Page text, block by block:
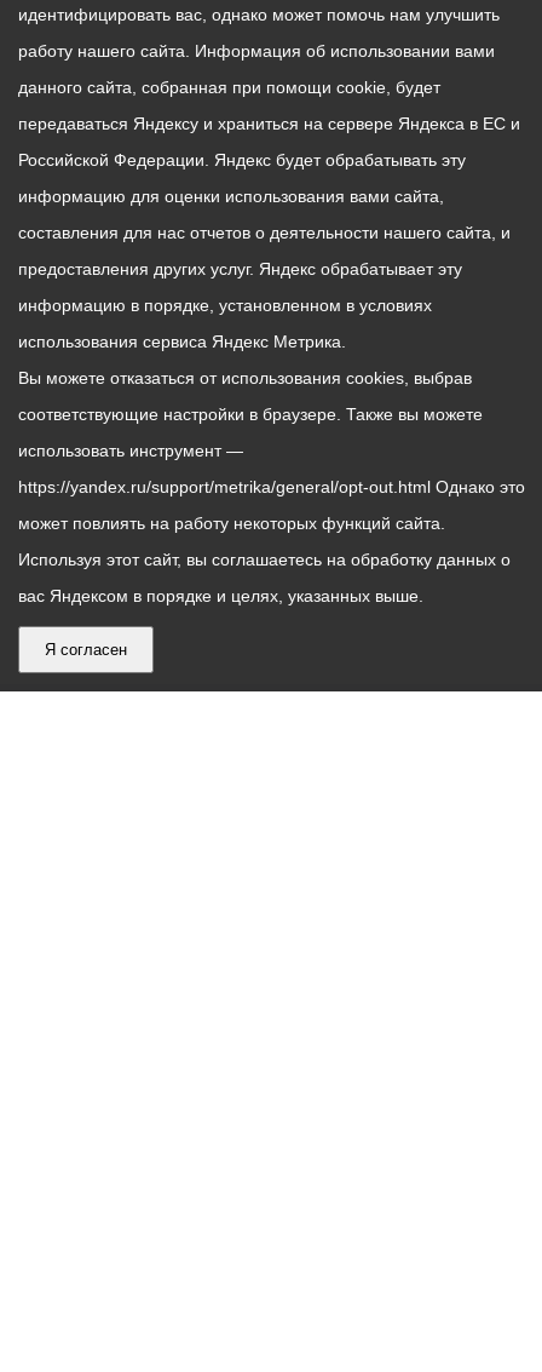
идентифицировать вас, однако может помочь нам улучшить
работу нашего сайта. Информация об использовании вами
данного сайта, собранная при помощи cookie, будет
передаваться Яндексу и храниться на сервере Яндекса в ЕС и
Российской Федерации. Яндекс будет обрабатывать эту
информацию для оценки использования вами сайта,
составления для нас отчетов о деятельности нашего сайта, и
предоставления других услуг. Яндекс обрабатывает эту
информацию в порядке, установленном в условиях
использования сервиса Яндекс Метрика.
Вы можете отказаться от использования cookies, выбрав
соответствующие настройки в браузере. Также вы можете
использовать инструмент —
https://yandex.ru/support/metrika/general/opt-out.html Однако это
может повлиять на работу некоторых функций сайта.
Используя этот сайт, вы соглашаетесь на обработку данных о
вас Яндексом в порядке и целях, указанных выше.
Я согласен